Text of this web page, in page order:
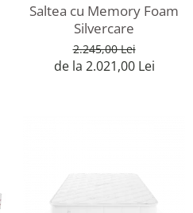
Saltea cu Memory Foam
Silvercare
2.245,00 Lei
de la 2.021,00 Lei